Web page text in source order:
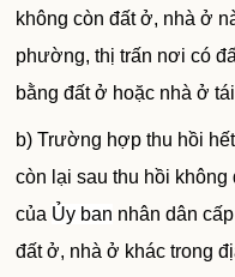
không còn đất ở, nhà ở
phường, thị trấn nơi có
bằng đất ở hoặc nhà ở
b) Trường hợp thu hồi
còn lại sau thu hồi
của Ủy ban nhân dân
đất ở, nhà ở khác trong